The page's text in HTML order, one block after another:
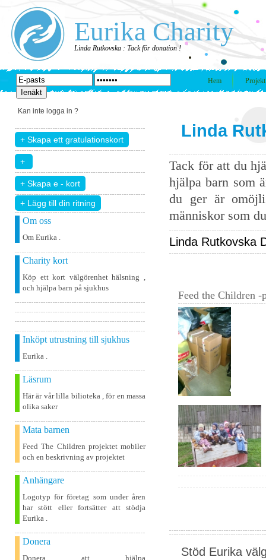
Eurika Charity
Linda Rutkovska : Tack för donation !
Hem Projekt
Kan inte logga in ?
+ Lägg till din ritning
Om oss
Om Eurika .
Charity kort
Köp ett kort välgörenhet hälsning ,
och hjälpa barn på sjukhus
Inköpt utrustning till sjukhus
Eurika .
Läsrum
Här är vår lilla bilioteka , för en massa
olika saker
Mata barnen
Feed The Children projektet mobiler
och en beskrivning av projektet
Anhängare
Logotyp för företag som under åren
har stött eller fortsätter att stödja
Eurika .
Donera
Donera att hjälpa
Linda
Tack för att du
hjälpa barn som
du ger är
människor som
Linda Rutkovska
Feed the Children -
Stöd Eurika